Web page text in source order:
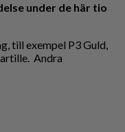
under de här tio
till exempel P3 Guld,
Andra